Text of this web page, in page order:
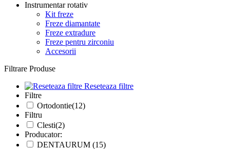
Instrumentar rotativ
Kit freze
Freze diamantate
Freze extradure
Freze pentru zirconiu
Accesorii
Filtrare Produse
Reseteaza filtre
Filtre
Ortodontie(12)
Filtru
Clesti(2)
Producator:
DENTAURUM (15)